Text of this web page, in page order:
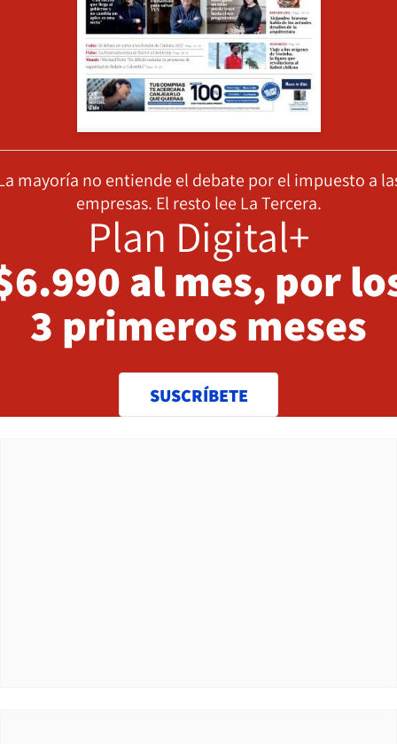
mayoría no entiende el debate por el impuesto a
empresas. El resto lee La Tercera.
Plan Digital+
al mes, por
3 primeros meses
SUSCRÍBETE